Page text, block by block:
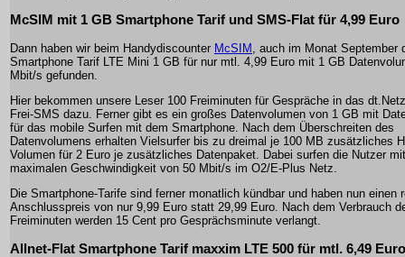
McSIM mit 1 GB Smartphone Tarif und SMS-Flat für 4,99 Euro
Dann haben wir beim Handydiscounter McSIM , auch im Monat September
Smartphone Tarif LTE Mini 1 GB für nur mtl. 4,99 Euro mit 1 GB
Mbit/s gefunden.
Hier bekommen unsere Leser 100 Freiminuten für Gespräche in das
Frei-SMS dazu. Ferner gibt es ein großes Datenvolumen von 1 GB mit
für das mobile Surfen mit dem Smartphone. Nach dem Überschreiten des
Datenvolumens erhalten Vielsurfer bis zu dreimal je 100 MB zusätzliches
Volumen für 2 Euro je zusätzliches Datenpaket. Dabei surfen die Nutzer
maximalen Geschwindigkeit von 50 Mbit/s im O2/E-Plus Netz.
Die Smartphone-Tarife sind ferner monatlich kündbar und haben nun einen
Anschlusspreis von nur 9,99 Euro statt 29,99 Euro. Nach dem Verbrauch
Freiminuten werden 15 Cent pro Gesprächsminute verlangt.
Allnet-Flat Smartphone Tarif maxxim LTE 500 für mtl. 6,49 Euro